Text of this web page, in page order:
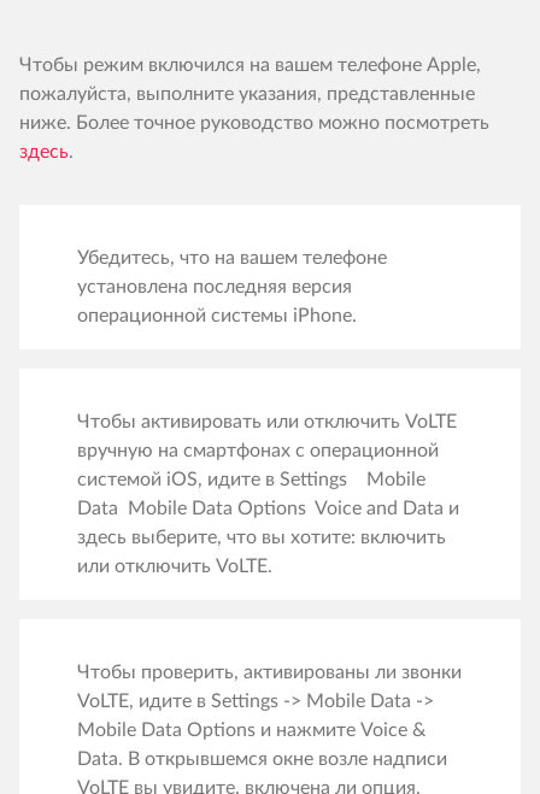
Чтобы режим включился на вашем телефоне Apple,
пожалуйста, выполните указания, представленные
ниже. Более точное руководство можно посмотреть
здесь.
Убедитесь, что на вашем телефоне
установлена последняя версия
операционной системы iPhone.
Чтобы активировать или отключить VoLTE
вручную на смартфонах с операционной
системой iOS, идите в Settings
Mobile
Data
Mobile Data Options Voice and Data и
здесь выберите, что вы хотите: включить
или отключить VoLTE.
Чтобы проверить, активированы ли звонки
VoLTE, идите в Settings -> Mobile Data ->
Mobile Data Options и нажмите Voice &
Data. В открывшемся окне возле надписи
VoLTE вы увидите, включена ли опция.